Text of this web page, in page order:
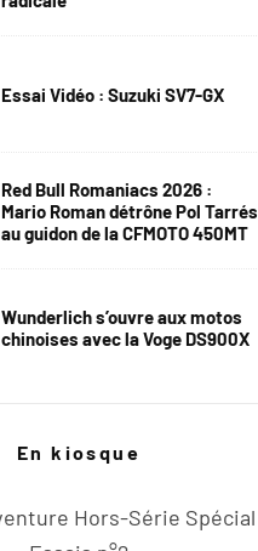
Essai Vidéo : Suzuki SV7-GX
Red Bull Romaniacs 2026 :
Mario Roman détrône Pol Tarrés
au guidon de la CFMOTO 450MT
Wunderlich s’ouvre aux motos
chinoises avec la Voge DS900X
En kiosque